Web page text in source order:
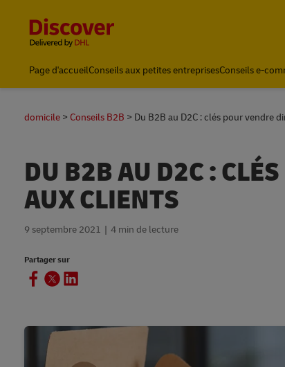
Page d'accueilConseils aux petites entreprisesConseils e-
domicile Conseils B2B Du B2B au D2C : clés pour vendre
DU B2B AU D2C :
AUX CLIENTS
9 septembre 2021 4 min de lecture
Partager sur